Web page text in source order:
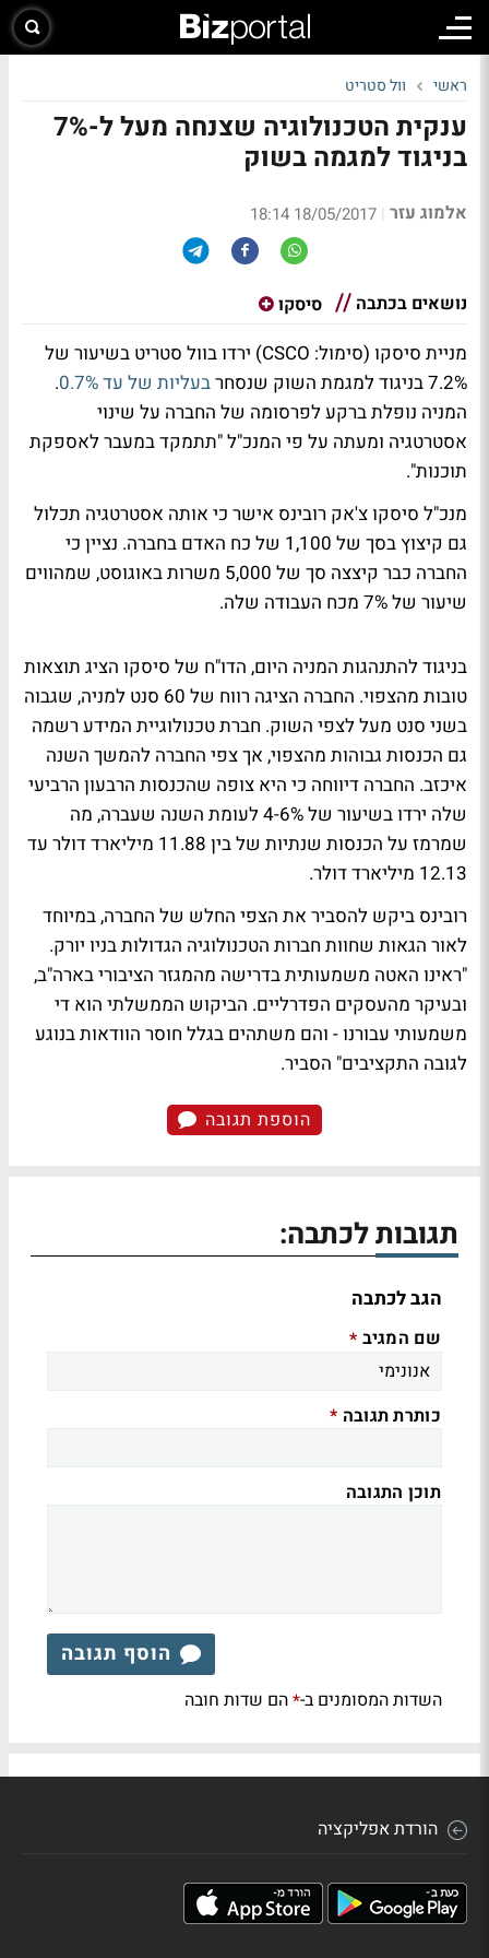
ראשי וול סטריט
ענקית הטכנולוגיה שצנחה מעל ל-7%
בניגוד למגמה בשוק
אלמוג עזר |
18/05/2017 18:14
נושאים בכתבה סיסקו
מניית סיסקו (סימול: CSCO) ירדו בוול סטריט בשיעור של
7.2% בניגוד למגמת השוק שנסחר
בעליות של עד 0.7%
.
המניה נופלת ברקע לפרסומה של החברה על שינוי
אסטרטגיה ומעתה על פי המנכ"ל "תתמקד במעבר לאספקת
תוכנות".
מנכ"ל סיסקו צ'אק רובינס אישר כי אותה אסטרטגיה תכלול
גם קיצוץ בסך של 1,100 של כח האדם בחברה. נציין כי
החברה כבר קיצצה סך של 5,000 משרות באוגוסט, שמהווים
שיעור של 7% מכח העבודה שלה.
בניגוד להתנהגות המניה היום, הדו"ח של סיסקו הציג תוצאות
טובות מהצפוי. החברה הציגה רווח של 60 סנט למניה, שגבוה
בשני סנט מעל לצפי השוק. חברת טכנולוגיית המידע רשמה
גם הכנסות גבוהות מהצפוי, אך צפי החברה להמשך השנה
איכזב. החברה דיווחה כי היא צופה שהכנסות הרבעון הרביעי
שלה ירדו בשיעור של 4-6% לעומת השנה שעברה, מה
שמרמז על הכנסות שנתיות של בין 11.88 מיליארד דולר עד
12.13 מיליארד דולר.
רובינס ביקש להסביר את הצפי החלש של החברה, במיוחד
לאור הגאות שחוות חברות הטכנולוגיה הגדולות בניו יורק.
"ראינו האטה משמעותית בדרישה מהמגזר הציבורי בארה"ב,
ובעיקר מהעסקים הפדרליים. הביקוש הממשלתי הוא די
משמעותי עבורנו - והם משתהים בגלל חוסר הוודאות בנוגע
לגובה התקציבים" הסביר.
הוספת תגובה
תגובות לכתבה:
הגב לכתבה
שם המגיב *
כותרת תגובה *
תוכן התגובה
הוסף תגובה
השדות המסומנים ב-*הם שדות חובה
הורדת אפליקציה